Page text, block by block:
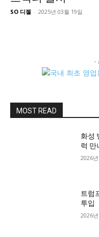
SO 디젤 - 2025년 03월 19일
-
MOST READ
화성
럭 만
2026
트럼
투입
2026